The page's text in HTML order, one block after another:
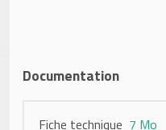
Documentation
Fiche technique 7 Mo